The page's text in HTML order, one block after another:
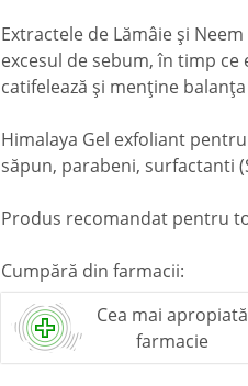
Extractele de Lămâie şi
excesul de sebum, în timp ce
catifelează şi menţine
Himalaya Gel exfoliant
săpun, parabeni, surfactanti
Produs recomandat pentru
Cumpără din farmacii:
Cea mai apropiată
farmacie